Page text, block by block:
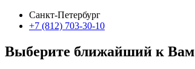
Санкт-Петербург
+7 (812) 703-30-10
Выберите ближайший к Вам